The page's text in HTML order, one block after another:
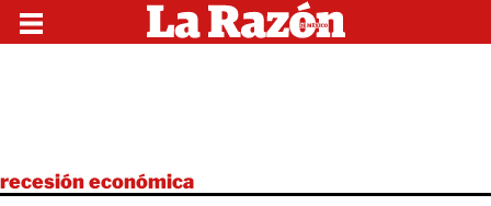
recesión económica